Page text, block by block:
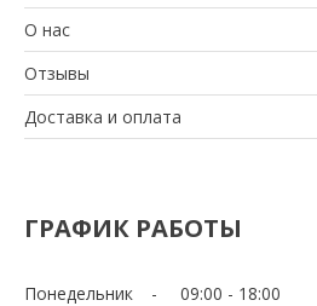
О нас
Отзывы
Доставка и оплата
ГРАФИК РАБОТЫ
Понедельник 09:00
18:00